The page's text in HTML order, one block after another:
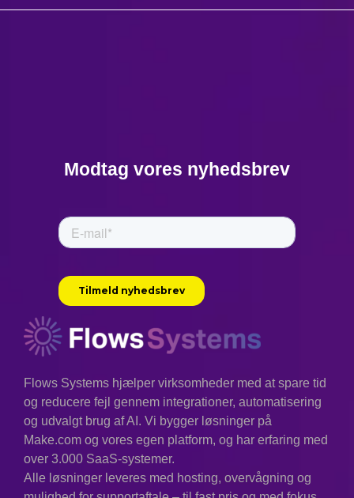
Modtag vores nyhedsbrev
Flows Systems hjælper virksomheder med at spare tid
og reducere fejl gennem integrationer, automatisering
og udvalgt brug af AI. Vi bygger løsninger på
Make.com og vores egen platform, og har erfaring med
over 3.000 SaaS-systemer.
Alle løsninger leveres med hosting, overvågning og